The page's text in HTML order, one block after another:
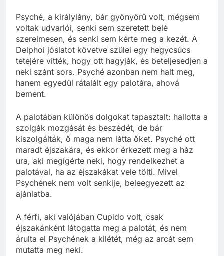
Psyché, a királylány, bár gyönyörű volt, mégsem
voltak udvarlói, senki sem szeretett belé
szerelmesen, és senki sem kérte meg a kezét. A
Delphoi jóslatot követve szülei egy hegycsúcs
tetejére vitték, hogy ott hagyják, és beteljesedjen a
neki szánt sors. Psyché azonban nem halt meg,
hanem egyedül rátalált egy palotára, ahová
bement.
A palotában különös dolgokat tapasztalt: hallotta a
szolgák mozgását és beszédét, de bár
kiszolgálták, ő maga nem látta őket. Psyché ott
maradt éjszakára, és ekkor érkezett meg a ház
ura, aki megígérte neki, hogy rendelkezhet a
palotával, ha az éjszakákat vele tölti. Mivel
Psychének nem volt senkije, beleegyezett az
ajánlatba.
A férfi, aki valójában Cupido volt, csak
éjszakánként látogatta meg a palotát, és nem
árulta el Psychének a kilétét, még az arcát sem
mutatta meg neki.